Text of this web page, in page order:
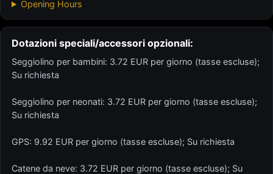
Opening Hours
Dotazioni speciali/accessori opzionali:
Seggiolino per bambini: 3.72 EUR per giorno (tasse escluse);
Su richiesta
Seggiolino per neonati: 3.72 EUR per giorno (tasse escluse);
Su richiesta
GPS: 9.92 EUR per giorno (tasse escluse); Su richiesta
Catene da neve: 3.72 EUR per giorno (tasse escluse); Su